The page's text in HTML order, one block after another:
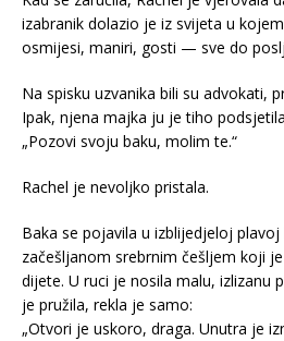
izabranik dolazio je iz svijeta u
osmijesi, maniri, gosti — sve do
Na spisku uzvanika bili su advokati,
Ipak, njena majka ju je tiho
„Pozovi svoju baku, molim te.“
Rachel je nevoljko pristala.
Baka se pojavila u izblijedjeloj
začešljanom srebrnim češljem koji
dijete. U ruci je nosila malu, izlizanu
je pružila, rekla je samo:
„Otvori je uskoro, draga. Unutra je